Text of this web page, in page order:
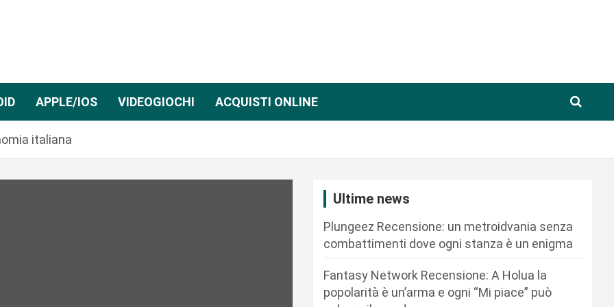
APPLE/IOS VIDEOGIOCHI ACQUISTI ONLINE
italiana
Ultime news
Plungeez Recensione: un metroidvania senza
combattimenti dove ogni stanza è un enigma
Fantasy Network Recensione: A Holua la
popolarità è un’arma e ogni “Mi piace” può